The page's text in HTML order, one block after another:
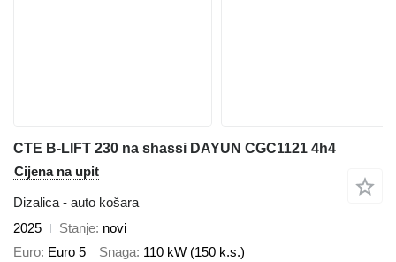
CTE B-LIFT 230 na shassi DAYUN CGC1121 4h4
Cijena na upit
Dizalica - auto košara
2025
Stanje novi
Euro Euro 5 Snaga 110 kW (150 k.s.)